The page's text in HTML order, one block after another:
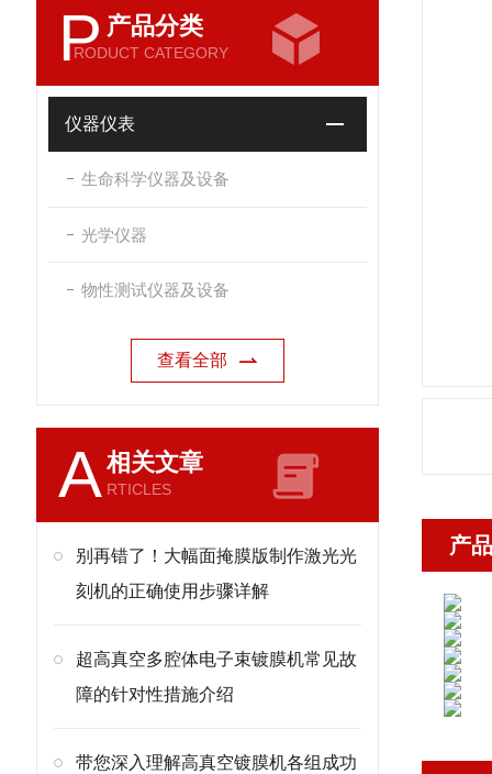
P 产品分类
RODUCT CATEGORY
仪器仪表
生命科学仪器及设备
光学仪器
物性测试仪器及设备
查看全部
A相关文章
RTICLES
别再错了！大幅面掩膜版制作激光光
刻机的正确使用步骤详解
超高真空多腔体电子束镀膜机常见故
障的针对性措施介绍
带您深入理解高真空镀膜机各组成功
产